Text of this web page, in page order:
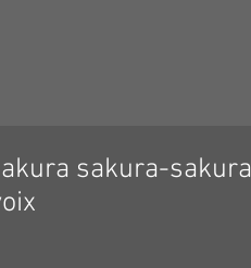
sakura-sakura